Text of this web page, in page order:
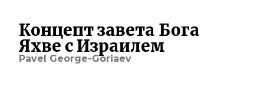
Концепт завета Бога
Яхве с Израилем
Pavel George-Goriaev